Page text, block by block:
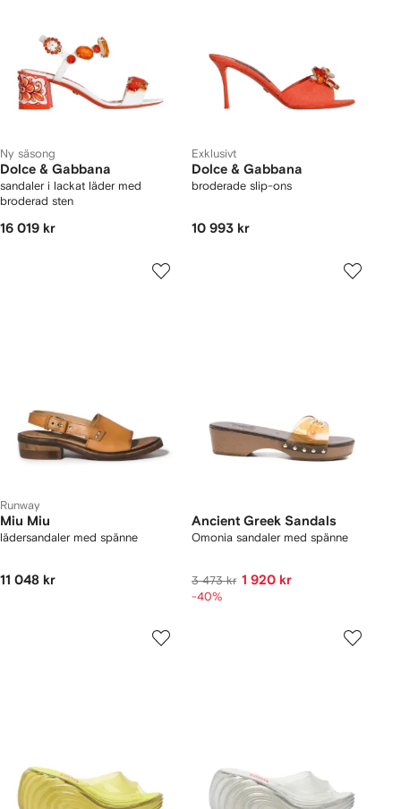
Ny säsong
Dolce & Gabbana
sandaler i lackat läder med
broderad sten
16 019 kr
Exklusivt
Dolce & Gabbana
broderade slip-ons
10 993 kr
Runway
Miu Miu
lädersandaler med spänne
11 048 kr
Ancient Greek Sandals
Omonia sandaler med spänne
3 473 kr 1 920 kr
-40%